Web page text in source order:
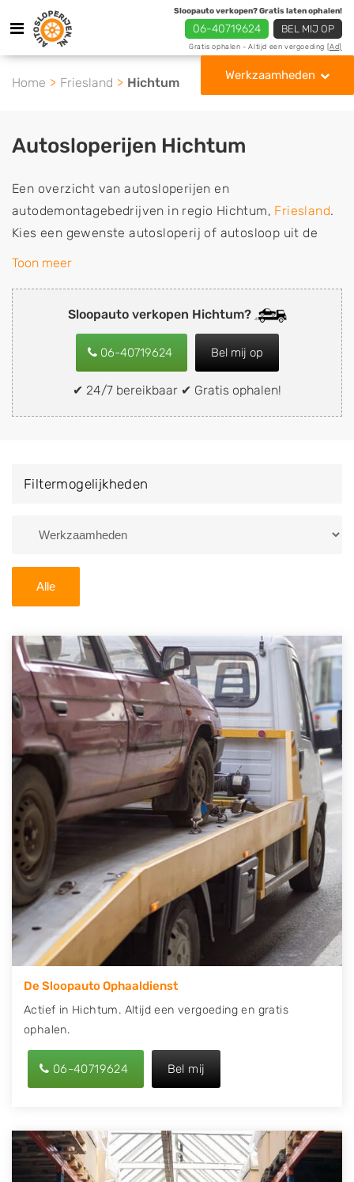
Sloopauto verkopen? Gratis laten ophalen!
06-40719624 BEL MIJ OP
Gratis ophalen - Altijd een vergoeding [Ad]
Werkzaamheden
Home Friesland Hichtum
Sloopauto verkopen Hichtum?
06-40719624 Bel mij op
✔ 24/7 bereikbaar ✔ Gratis ophalen!
Autosloperijen Hichtum
Een overzicht van autosloperijen en
autodemontagebedrijven in regio Hichtum, Friesland.
Kies een gewenste autosloperij of autosloop uit de
lijst die gespecialiseerd is in de verkoop van
de inkoop van sloopauto's, schadeauto's en
tweedehands auto's (ook zonder apk keuring). Wilt u
uw auto, camper, vrachtwagen, motor of brommobiel
snel en eenvoudig verkopen aan een
demontagebedrijf in de buurt, deze zelf wegbrengen
naar de sloop of deze liever laten ophalen op een
van Hichtum en ontvang een vergoeding voor uw
Zoekt u liever naar een sloperij in een andere plaats of
U kunt er ook voor kiezen om direct uw sloopauto te
verkopen en op te laten halen door de Sloopauto
Ophaaldienst van Autosloperijen.nl. Wij kunnen uw
auto gratis ophalen in Hichtum. Neem telefonisch
contact op of maak een terugbelafspraak. Wilt u
direct een tweedehands auto onderdelen offerte
aanvragen? Dat kan via de Onderdelenlijn! Vul uw
kenteken in en druk op verzenden.
Wij kunnen u helpen met de inkoop van auto's van
eigenlijk alle merken, zoals Alfa Romeo, Audi, BMW,
Chevrolet, Citroën, Dacia, Fiat, Ford, Honda, Hyundai,
Kia, Mazda, Mercedes Benz, Mitsubishi, Nissan, Opel,
Peugeot, Porsche, Renault, Seat, Skoda, Suzuki, Tesla,
Toyota, Volkswagen en Volvo.
Toon meer
Filtermogelijkheden
Alle
De Sloopauto Ophaaldienst
Actief in Hichtum. Altijd een vergoeding en gratis
ophalen.
06-40719624 Bel mij